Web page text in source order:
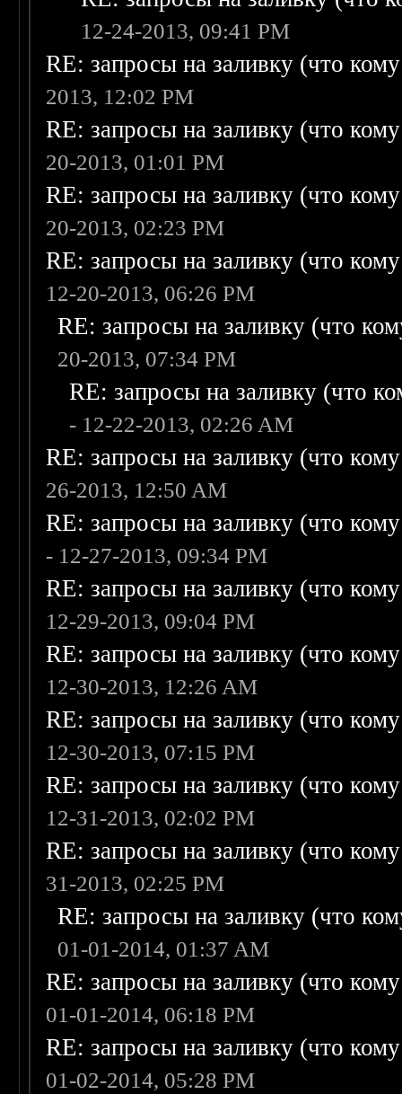
12-24-2013, 09:41 PM
RE: запросы на заливку (что
2013, 12:02 PM
RE: запросы на заливку (что
20-2013, 01:01 PM
RE: запросы на заливку (что
20-2013, 02:23 PM
RE: запросы на заливку (что
12-20-2013, 06:26 PM
RE: запросы на заливку (что
20-2013, 07:34 PM
RE: запросы на заливку (что
- 12-22-2013, 02:26 AM
RE: запросы на заливку (что
26-2013, 12:50 AM
RE: запросы на заливку (что
- 12-27-2013, 09:34 PM
RE: запросы на заливку (что
12-29-2013, 09:04 PM
RE: запросы на заливку (что
12-30-2013, 12:26 AM
RE: запросы на заливку (что
12-30-2013, 07:15 PM
RE: запросы на заливку (что
12-31-2013, 02:02 PM
RE: запросы на заливку (что
31-2013, 02:25 PM
RE: запросы на заливку (что
01-01-2014, 01:37 AM
RE: запросы на заливку (что
01-01-2014, 06:18 PM
RE: запросы на заливку (что
01-02-2014, 05:28 PM